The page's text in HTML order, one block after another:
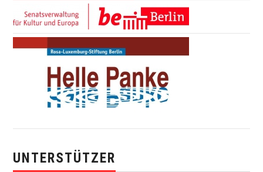
UNTERSTÜTZER